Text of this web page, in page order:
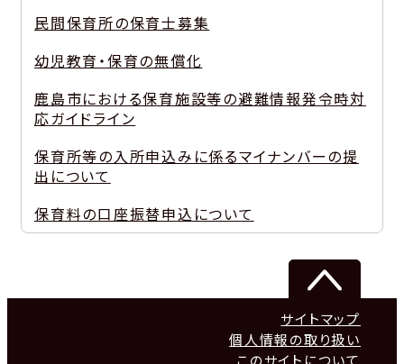
民間保育所の保育士募集
幼児教育・保育の無償化
鹿島市における保育施設等の避難情報発令時対
応ガイドライン
保育所等の入所申込みに係るマイナンバーの提
出について
保育料の口座振替申込について
サイトマップ
個人情報の取り扱い